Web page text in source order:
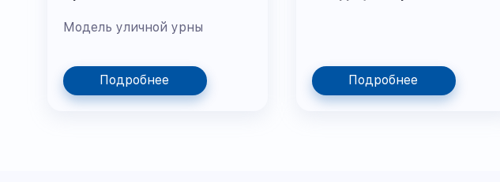
Модель уличной урны
Подробнее Подробнее